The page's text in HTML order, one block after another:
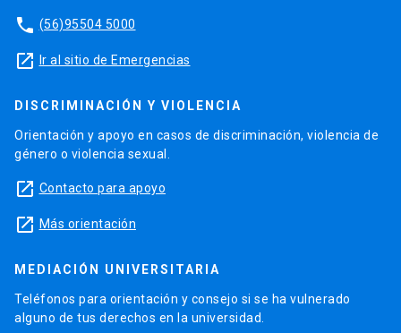
phone (56)95504 5000
launch Ir al sitio de Emergencias
DISCRIMINACIÓN Y VIOLENCIA
Orientación y apoyo en casos de discriminación, violencia de
género o violencia sexual.
launch Contacto para apoyo
launch Más orientación
MEDIACIÓN UNIVERSITARIA
Teléfonos para orientación y consejo si se ha vulnerado
alguno de tus derechos en la universidad.